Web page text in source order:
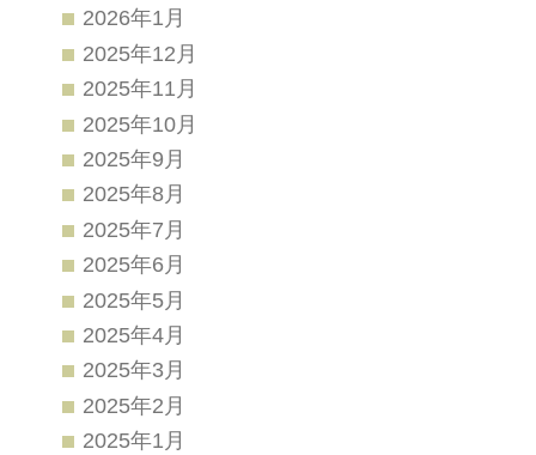
2026年1月
2025年12月
2025年11月
2025年10月
2025年9月
2025年8月
2025年7月
2025年6月
2025年5月
2025年4月
2025年3月
2025年2月
2025年1月